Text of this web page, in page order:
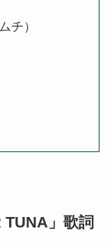
チ）
」歌詞